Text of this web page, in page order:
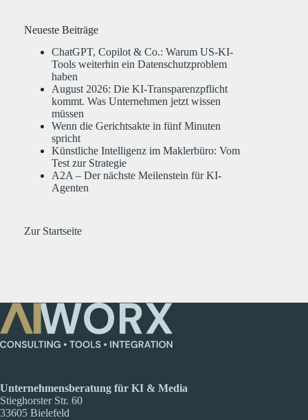
Neueste Beiträge
ChatGPT, Copilot & Co.: Warum US-KI-
Tools weiterhin ein Datenschutzproblem
haben
August 2026: Die KI-Transparenzpflicht
kommt. Was Unternehmen jetzt wissen
müssen
Wenn die Gerichtsakte in fünf Minuten
spricht
Künstliche Intelligenz im Maklerbüro: Vom
Test zur Strategie
A2A – Der nächste Meilenstein für KI-
Agenten
Zur Startseite
Unternehmensberatung für KI & Media
Stieghorster Str. 60
33605 Bielefeld